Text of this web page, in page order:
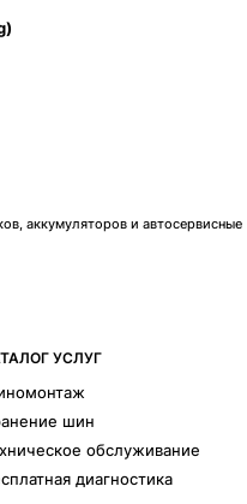
аккумуляторов и автосервисные
УСЛУГ
шин
обслуживание
диагностика